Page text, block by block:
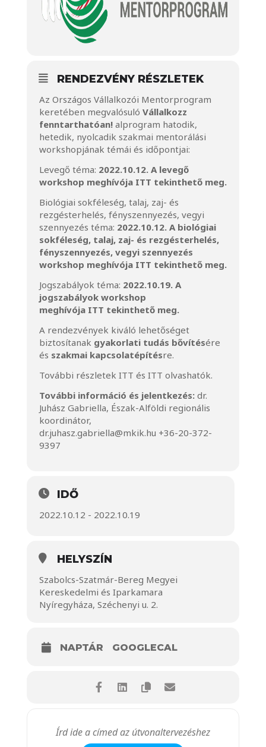
RENDEZVÉNY RÉSZLETEK
Az Országos Vállalkozói Mentorprogram
keretében megvalósuló Vállalkozz
fenntarthatóan!alprogram hatodik,
hetedik, nyolcadik szakmai mentorálási
workshopjának témái és időpontjai:
Levegő téma: 2022.10.12. A levegő
workshop meghívója ITT tekinthető meg.
Biológiai sokféleség, talaj, zaj- és
rezgésterhelés, fényszennyezés, vegyi
szennyezés téma: 2022.10.12. A biológiai
sokféleség, talaj, zaj- és rezgésterhelés,
fényszennyezés, vegyi szennyezés
workshop meghívója ITT tekinthető meg.
Jogszabályok téma: 2022.10.19. A
jogszabályok workshop
meghívója ITT tekinthető meg.
A rendezvények kiváló lehetőséget
biztosítanak gyakorlati tudás bővítésére
és szakmai kapcsolatépítésre.
További részletek ITT és ITT olvashatók.
További információ és jelentkezés:dr.
Juhász Gabriella, Észak-Alföldi regionális
koordinátor,
dr.juhasz.gabriella@mkik.hu +36-20-372-
9397
IDŐ
2022.10.12 - 2022.10.19
HELYSZÍN
Szabolcs-Szatmár-Bereg Megyei
Kereskedelmi és Iparkamara
Nyíregyháza, Széchenyi u. 2.
NAPTÁR GOOGLECAL